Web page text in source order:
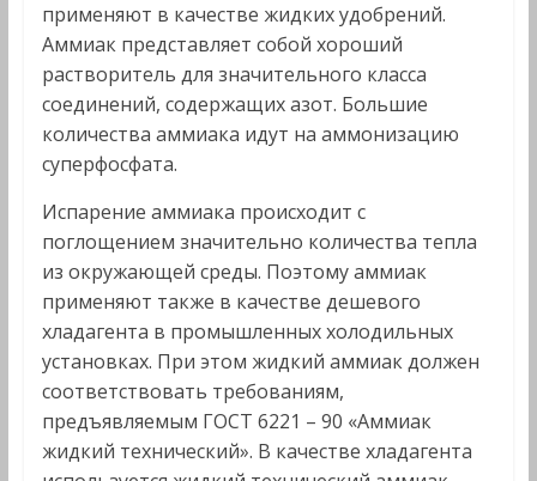
применяют в качестве жидких удобрений.
Аммиак представляет собой хороший
растворитель для значительного класса
соединений, содержащих азот. Большие
количества аммиака идут на аммонизацию
суперфосфата.
Испарение аммиака происходит с
поглощением значительно количества тепла
из окружающей среды. Поэтому аммиак
применяют также в качестве дешевого
хладагента в промышленных холодильных
установках. При этом жидкий аммиак должен
соответствовать требованиям,
предъявляемым ГОСТ 6221 – 90 «Аммиак
жидкий технический». В качестве хладагента